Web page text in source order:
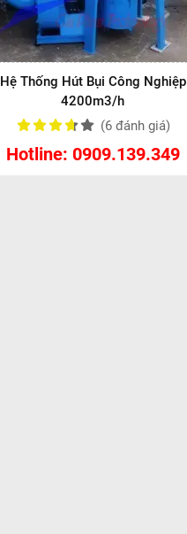
Hệ Thống Hút Bụi Công Nghiệp
4200m3/h
(6 đánh giá)
Hotline: 0909.139.349